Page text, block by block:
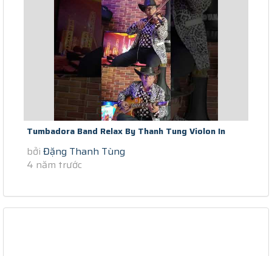
Tumbadora Band Relax By Thanh Tung Violon In
Saigon Social Distance Summer...
bởi Đặng Thanh Tùng
4 năm trước